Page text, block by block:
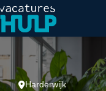
Harderwijk